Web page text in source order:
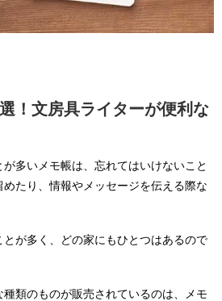
！文房具ライターが便利な
多いメモ帳は、忘れてはいけないこと
たり、情報やメッセージを伝える際な
が多く、どの家にもひとつはあるので
類のものが販売されているのは、メモ